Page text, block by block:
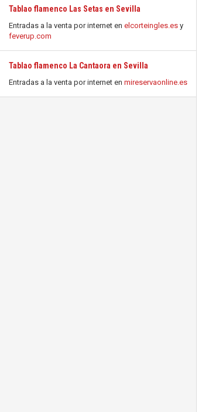
Tablao flamenco Las Setas en Sevilla
Entradas a la venta por internet en elcorteingles.es y
feverup.com
Tablao flamenco La Cantaora en Sevilla
Entradas a la venta por internet en mireservaonline.es